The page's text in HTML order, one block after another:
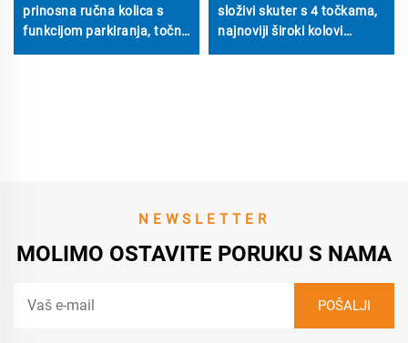
prinosna ručna kolica s
funkcijom parkiranja, točno
složivi skuter s 4 točkama,
najnoviji široki kolovi
NEWSLETTER
MOLIMO OSTAVITE PORUKU S NAMA